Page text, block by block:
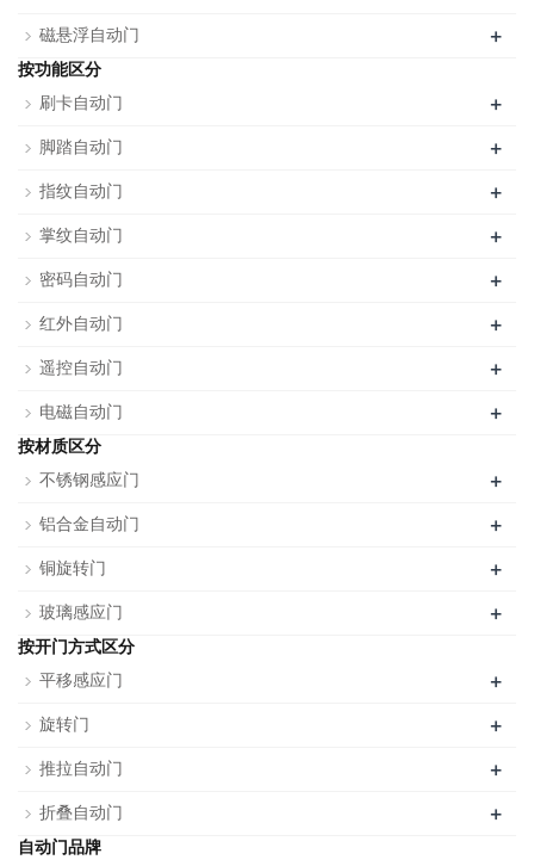
磁悬浮自动门 +
按功能区分
刷卡自动门
+
脚踏自动门 +
指纹自动门 +
掌纹自动门 +
密码自动门 +
红外自动门 +
遥控自动门 +
电磁自动门 +
按材质区分
不锈钢感应门
+
铝合金自动门 +
铜旋转门 +
玻璃感应门 +
按开门方式区分
平移感应门
+
旋转门 +
推拉自动门 +
折叠自动门 +
自动门品牌